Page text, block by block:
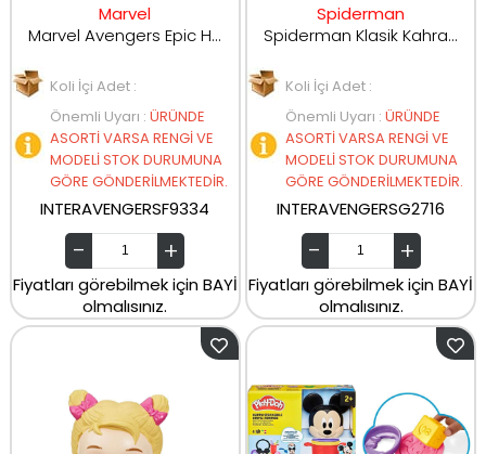
Marvel
Marvel Avengers Epic Hero Serisi 10 Cm Figür Captain America F9325-F9334
Koli İçi Adet :
Önemli Uyarı : ÜRÜNDE
ASORTİ VARSA RENGİ VE
MODELİ STOK DURUMUNA
GÖRE GÖNDERİLMEKTEDİR.
INTERAVENGERSF9334
Fiyatları görebilmek için BAYİ
olmalısınız.
Spiderman
Spiderman Klasik Kahraman Hero Figüleri G2716
Koli İçi Adet :
Önemli Uyarı : ÜRÜNDE
ASORTİ VARSA RENGİ VE
MODELİ STOK DURUMUNA
GÖRE GÖNDERİLMEKTEDİR.
INTERAVENGERSG2716
Fiyatları görebilmek için BAYİ
olmalısınız.